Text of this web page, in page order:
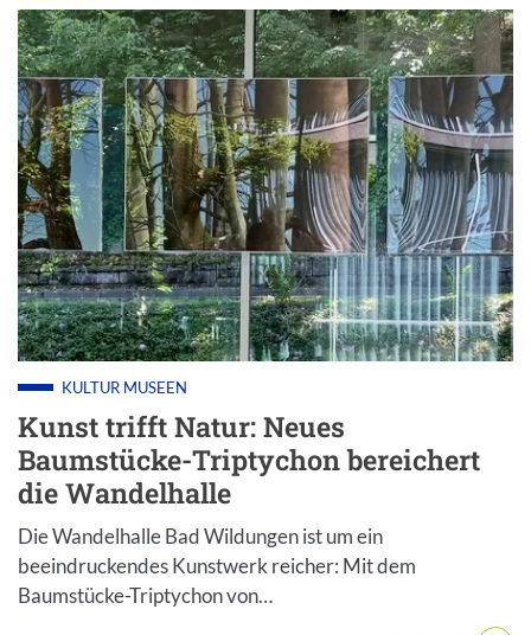
Kunst trifft Natur: Neues
Baumstücke-Triptychon bereichert
die Wandelhalle
KULTUR MUSEEN
Die Wandelhalle Bad Wildungen ist um ein
beeindruckendes Kunstwerk reicher: Mit dem
Baumstücke-Triptychon von…